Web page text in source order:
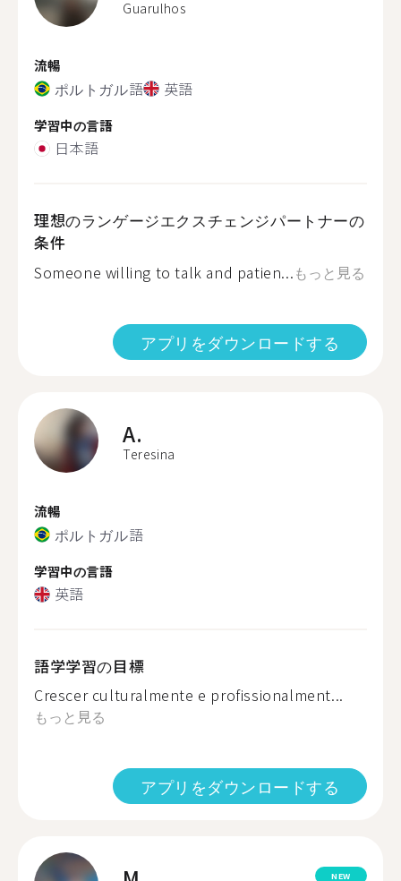
Guarulhos
流暢
ポルトガル語 英語
学習中の言語
日本語
理想のランゲージエクスチェンジパートナーの
条件
Someone willing to talk and patien...もっと見る
アプリをダウンロードする
A.
Teresina
流暢
ポルトガル語
学習中の言語
英語
語学学習の目標
Crescer culturalmente e profissionalment...
もっと見る
アプリをダウンロードする
NEW